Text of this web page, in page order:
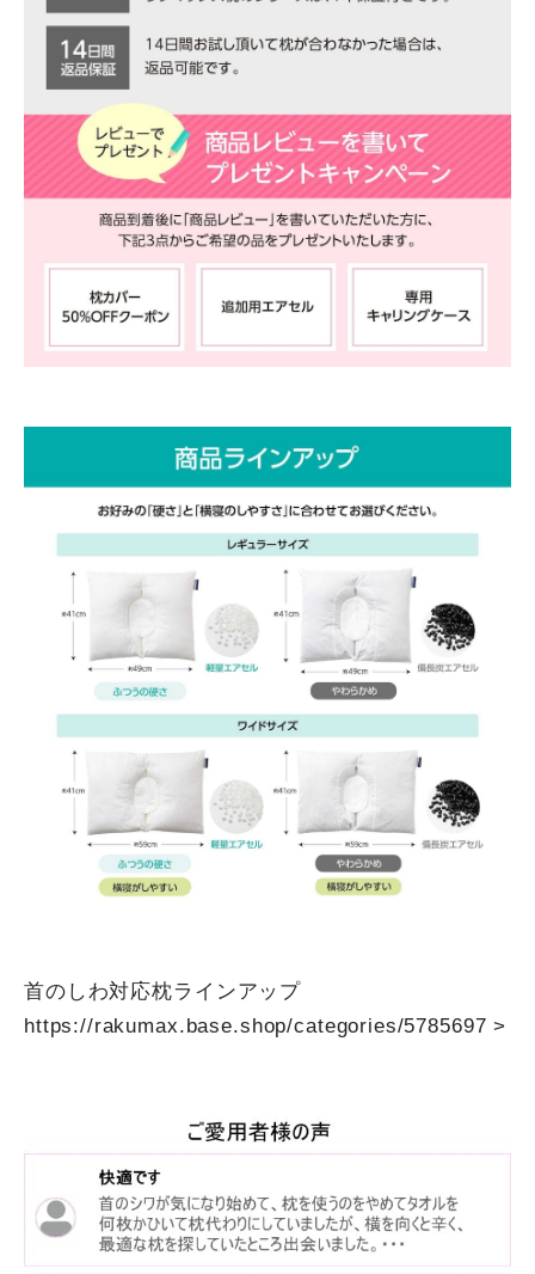
首のしわ対応枕ラインアップ
https://rakumax.base.shop/categories/5785697 >